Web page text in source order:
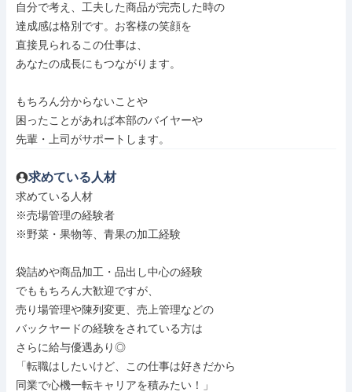
自分で考え、工夫した商品が完売した時の
達成感は格別です。お客様の笑顔を
直接見られるこの仕事は、
あなたの成長にもつながります。
もちろん分からないことや
困ったことがあれば本部のバイヤーや
先輩・上司がサポートします。
求めている人材
求めている人材
※売場管理の経験者
※野菜・果物等、青果の加工経験
袋詰めや商品加工・品出し中心の経験
でももちろん大歓迎ですが、
売り場管理や陳列変更、売上管理などの
バックヤードの経験をされている方は
さらに給与優遇あり◎
「転職はしたいけど、この仕事は好きだから
同業で心機一転キャリアを積みたい！」